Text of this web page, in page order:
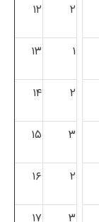
۲ ۱۲
۱ ۱۳
۲ ۱۴
۳ ۱۵
۲ ۱۶
۳ ۱۷